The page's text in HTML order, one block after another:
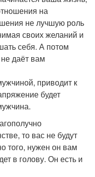
на
не лучшую роль
своих желаний и
себя. А потом
даёт вам
приводит к
будет
то вас не будут
того, нужен он вам
в голову. Он есть и